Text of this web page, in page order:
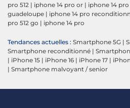
pro 512 | iphone 14 pro or | iphone 14
guadeloupe | iphone 14 pro
pro 512 go | iphone 14 pro
Tendances actuelles : Smartphone 5G |
Smartphone reconditionné |
| iPhone 15 | iPhone 16 | iPhone 17 |
| Smartphone malvoyant / senior